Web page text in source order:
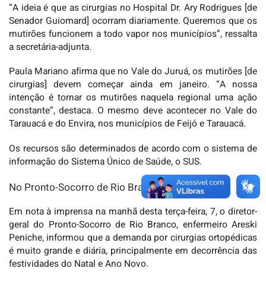
“A ideia é que as cirurgias no Hospital Dr. Ary Rodrigues [de
Senador Guiomard] ocorram diariamente. Queremos que os
mutirões funcionem a todo vapor nos municípios”, ressalta
a secretária-adjunta.
Paula Mariano afirma que no Vale do Juruá, os mutirões [de
cirurgias] devem começar ainda em janeiro. “A nossa
intenção é tornar os mutirões naquela regional uma ação
constante”, destaca. O mesmo deve acontecer no Vale do
Tarauacá e do Envira, nos municípios de Feijó e Tarauacá.
Os recursos são determinados de acordo com o sistema de
informação do Sistema Único de Saúde, o SUS.
No Pronto-Socorro de Rio Branco
Em nota à imprensa na manhã desta terça-feira, 7, o diretor-
geral do Pronto-Socorro de Rio Branco, enfermeiro Areski
Peniche, informou que a demanda por cirurgias ortopédicas
é muito grande e diária, principalmente em decorrência das
festividades do Natal e Ano Novo.